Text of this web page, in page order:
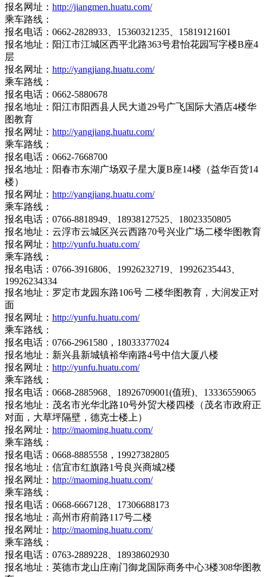
报名网址： http://jiangmen.huatu.com/
乘车路线：
报名电话：0662-2828933、15360321235、15819121601
报名地址：阳江市江城区西平北路363号君怡花园写字楼B座4
层
报名网址： http://yangjiang.huatu.com/
乘车路线：
报名电话：0662-5880678
报名地址：阳江市阳西县人民大道29号广飞国际大酒店4楼华
图教育
报名网址： http://yangjiang.huatu.com/
乘车路线：
报名电话：0662-7668700
报名地址：阳春市东湖广场双子星大厦B座14楼（益华百货14
楼）
报名网址： http://yangjiang.huatu.com/
乘车路线：
报名电话：0766-8818949、18938127525、18023350805
报名地址：云浮市云城区兴云西路70号兴业广场二楼华图教育
报名网址： http://yunfu.huatu.com/
乘车路线：
报名电话：0766-3916806、19926232719、19926235443、
19926234334
报名地址：罗定市龙园东路106号 二楼华图教育，大润发正对
面
报名网址： http://yunfu.huatu.com/
乘车路线：
报名电话：0766-2961580，18033377024
报名地址：新兴县新城镇裕华南路4号中信大厦八楼
报名网址： http://yunfu.huatu.com/
乘车路线：
报名电话：0668-2885968、18926709001(值班)、13336559065
报名地址：茂名市光华北路10号外贸大楼四楼（茂名市政府正
对面，大草坪隔壁，德克士楼上）
报名网址： http://maoming.huatu.com/
乘车路线：
报名电话：0668-8885558，19927382805
报名地址：信宜市红旗路1号良兴商城2楼
报名网址： http://maoming.huatu.com/
乘车路线：
报名电话：0668-6667128、17306688173
报名地址：高州市府前路117号二楼
报名网址： http://maoming.huatu.com/
乘车路线：
报名电话：0763-2889228、18938602930
报名地址：英德市龙山庄南门御龙国际商务中心3楼308华图教